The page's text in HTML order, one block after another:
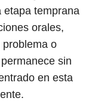
etapa temprana
orales,
o
sin
en esta